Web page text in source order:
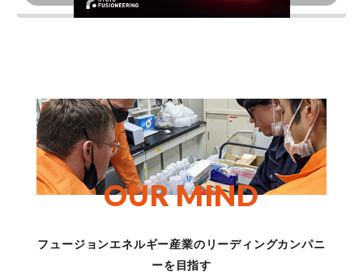
OURMIND
フュージョンエネルギー産業のリーディングカンパニ
ーを目指す